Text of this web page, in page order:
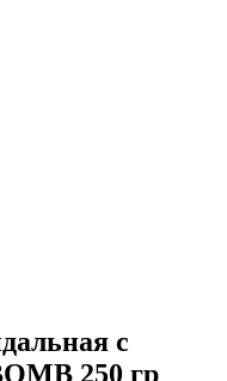
с
250 гр